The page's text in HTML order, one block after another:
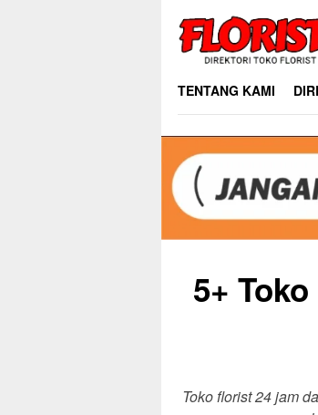
content
TENTANG KAMI
5+
Toko florist 24 jam